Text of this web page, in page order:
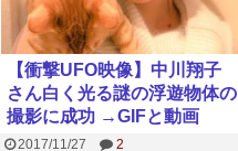
【衝撃UFO映像】中川翔子
さん白く光る謎の浮遊物体の
撮影に成功 →GIFと動画
2017/11/27
2